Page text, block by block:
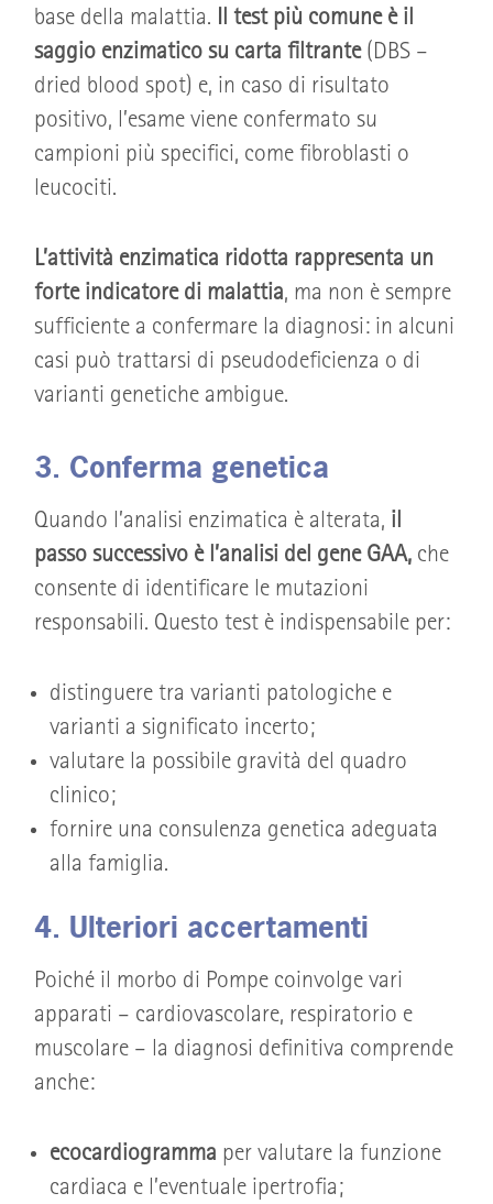
base della malattia. Il test più comune è il
saggio enzimatico su carta filtrante (DBS –
dried blood spot) e, in caso di risultato
positivo, l’esame viene confermato su
campioni più specifici, come fibroblasti o
leucociti.
L’attività enzimatica ridotta rappresenta un
forte indicatore di malattia, ma non è sempre
sufficiente a confermare la diagnosi: in alcuni
casi può trattarsi di pseudodeficienza o di
varianti genetiche ambigue.
3. Conferma genetica
Quando l’analisi enzimatica è alterata, il
passo successivo è l’analisi del gene GAA, che
consente di identificare le mutazioni
responsabili. Questo test è indispensabile per:
distinguere tra varianti patologiche e
varianti a significato incerto;
valutare la possibile gravità del quadro
clinico;
fornire una consulenza genetica adeguata
alla famiglia.
4. Ulteriori accertamenti
Poiché il morbo di Pompe coinvolge vari
apparati – cardiovascolare, respiratorio e
muscolare – la diagnosi definitiva comprende
anche:
ecocardiogramma per valutare la funzione
cardiaca e l’eventuale ipertrofia;